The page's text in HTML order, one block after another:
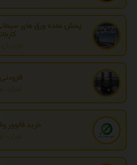
پخش عمده ورق های
افزودنی EP
تهران،
خرید فالوور
تهران،